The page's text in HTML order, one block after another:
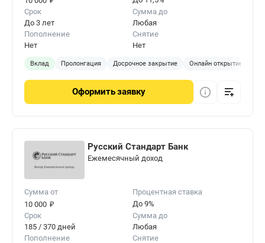
Срок
До 3 лет
Сумма до
Любая
Пополнение
Нет
Снятие
Нет
Вклад Пролонгация Досрочное закрытие Онлайн открытие
Оформитьзаявку
Русский Стандарт Банк
Ежемесячный доход
Сумма от
10 000 ₽
Процентная ставка
До 9%
Срок
185 / 370 дней
Сумма до
Любая
Пополнение
Снятие